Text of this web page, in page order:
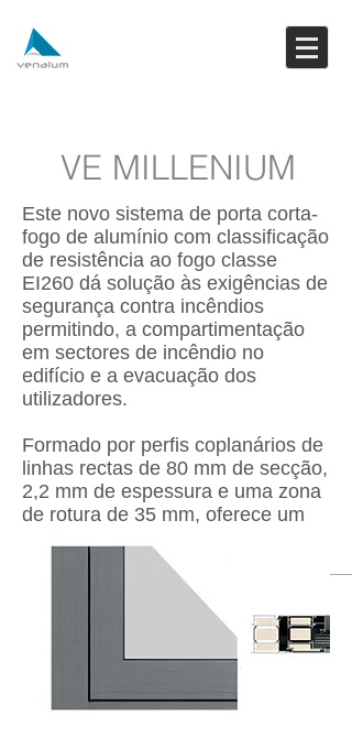
VE MILLENIUM
Este novo sistema de porta corta-
fogo de alumínio com classificação
de resistência ao fogo classe
EI260 dá solução às exigências de
segurança contra incêndios
permitindo, a compartimentação
em sectores de incêndio no
edifício e a evacuação dos
utilizadores.
Formado por perfis coplanários de
linhas rectas de 80 mm de secção,
2,2 mm de espessura e uma zona
de rotura de 35 mm, oferece um